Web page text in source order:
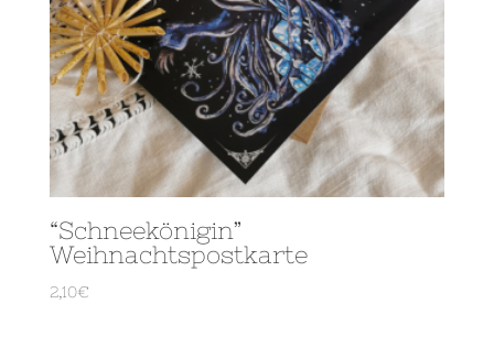
“Schneekönigin”
Weihnachtspostkarte
2,10€